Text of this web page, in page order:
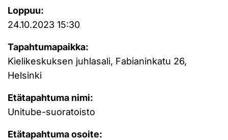
Loppuu:
24.10.2023 15:30
Tapahtumapaikka:
Kielikeskuksen juhlasali, Fabianinkatu 26,
Helsinki
Etätapahtuma nimi:
Unitube-suoratoisto
Etätapahtuma osoite: